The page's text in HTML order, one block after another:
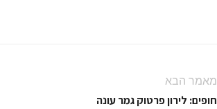
מאמר הבא
חופים: לירון פרטוק גמר עונה